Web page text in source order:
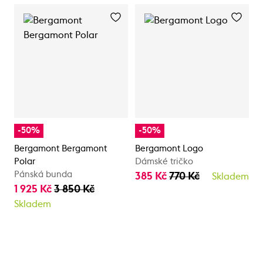
-50%
Bergamont Bergamont
Polar
Pánská bunda
1 925 Kč 3 850 Kč
Skladem
-50%
Bergamont Logo
Dámské tričko
385 Kč 770 Kč Skladem